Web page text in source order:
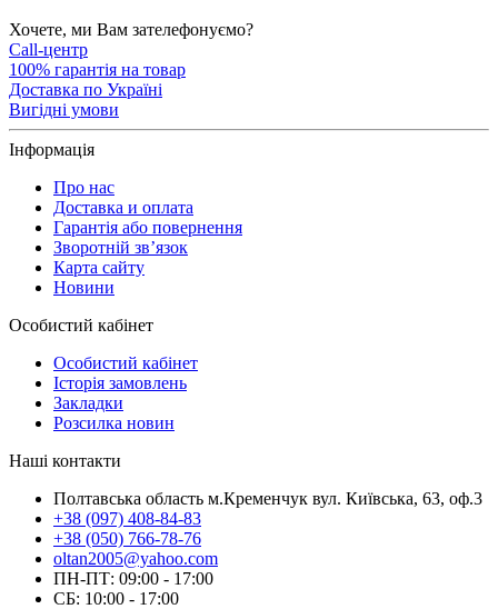
Хочете, ми Вам зателефонуємо?
Call-центр
100% гарантія на товар
Доставка по Україні
Вигідні умови
Інформація
Про нас
Доставка и оплата
Гарантія або повернення
Зворотній зв’язок
Карта сайту
Новини
Особистий кабінет
Особистий кабінет
Історія замовлень
Закладки
Розсилка новин
Наші контакти
Полтавська область м.Кременчук вул. Київська, 63, оф.3
+38 (097) 408-84-83
+38 (050) 766-78-76
oltan2005@yahoo.com
ПН-ПТ: 09:00 - 17:00
СБ: 10:00 - 17:00